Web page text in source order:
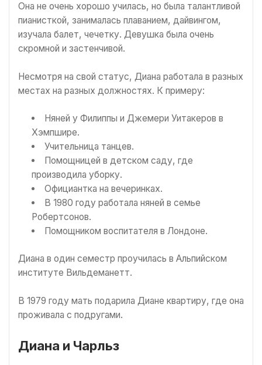
Она не очень хорошо училась, но была талантливой
пианисткой, занималась плаванием, дайвингом,
изучала балет, чечетку. Девушка была очень
скромной и застенчивой.
Несмотря на свой статус, Диана работала в разных
местах на разных должностях. К примеру:
Няней у Филиппы и Джемери Уитакеров в
Хэмпшире.
Учительница танцев.
Помощницей в детском саду, где
производила уборку.
Официантка на вечеринках.
В 1980 году работала няней в семье
Робертсонов.
Помощником воспитателя в Лондоне.
Диана в один семестр проучилась в Альпийском
институте Вильдеманетт.
В 1979 году мать подарила Диане квартиру, где она
проживала с подругами.
Диана и Чарльз